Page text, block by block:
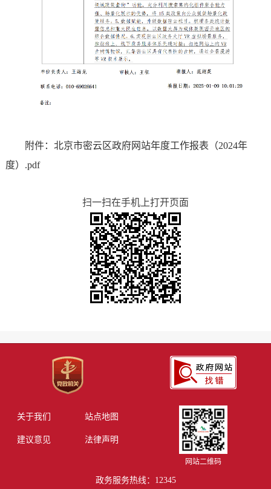
附件：北京市密云区政府网站年度工作报表（2024年
度）.pdf
扫一扫在手机上打开页面
关于我们 站点地图
建议意见 法律声明
网站二维码
政务服务热线：12345